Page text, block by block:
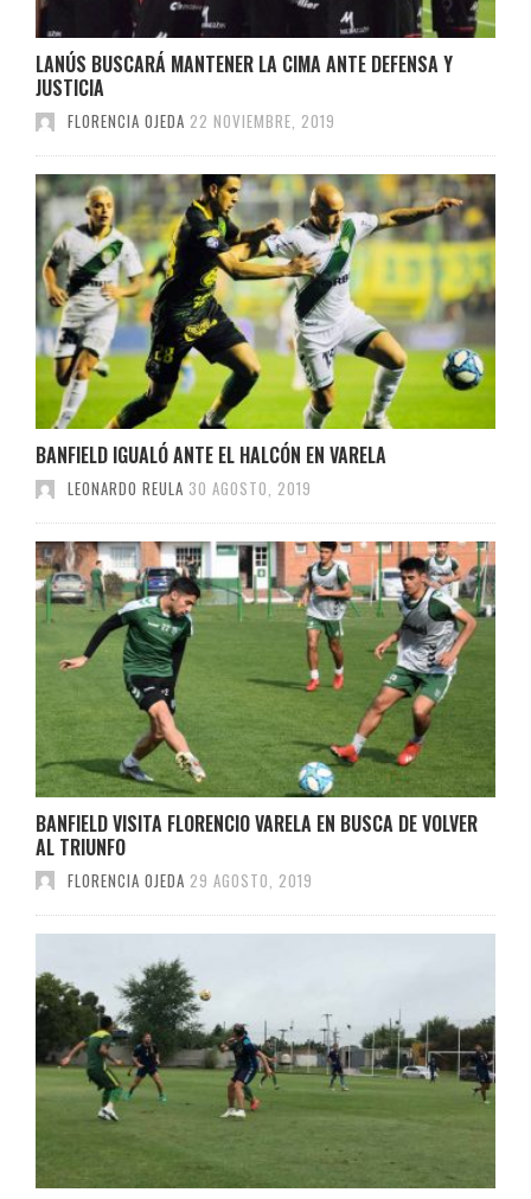
LANÚS BUSCARÁ MANTENER LA CIMA ANTE DEFENSA Y
JUSTICIA
FLORENCIA OJEDA 22 NOVIEMBRE, 2019
BANFIELD IGUALÓ ANTE EL HALCÓN EN VARELA
LEONARDO REULA 30 AGOSTO, 2019
BANFIELD VISITA FLORENCIO VARELA EN BUSCA DE VOLVER
AL TRIUNFO
FLORENCIA OJEDA 29 AGOSTO, 2019